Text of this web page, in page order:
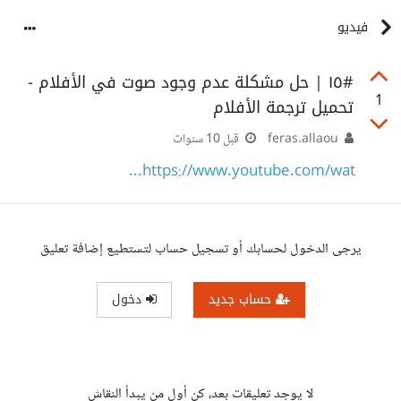
فيديو
1
‫#١٥ | حل مشكلة عدم وجود صوت في الأفلام -
قبل 10 سنوات
https://www.youtube.com/wat...
يرجى الدخول لحسابك أو تسجيل حساب لتستطيع إضافة تعليق
حساب جديد دخول
لا يوجد تعليقات بعد، كن أول من يبدأ النقاش